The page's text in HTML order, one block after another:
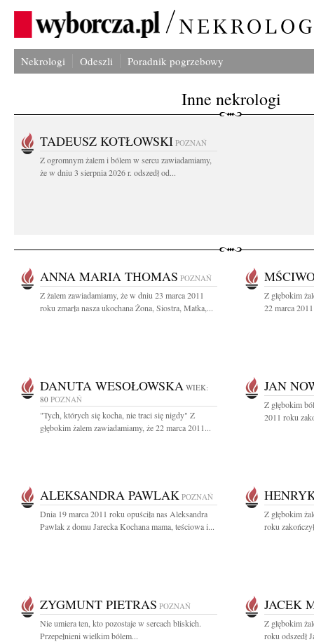
Nekrologi Odeszli Poradnik pogrzebowy
Inne nekrologi
TADEUSZ KOTŁOWSKI POZNAŃ
Z ogromnym żalem i bólem w sercu zawiadamiamy,
że w dniu 3 sierpnia 2026 r. odszedł od...
ANNA MARIA THOMAS POZNAŃ
Z żalem zawiadamiamy, że w dniu 23 marca 2011
roku zmarła nasza ukochana Żona, Siostra, Matka,...
Z głębokim
22 marca
DANUTA WESOŁOWSKA WIEK:
80 POZNAŃ
"Tych, których się kocha, nie traci się nigdy" Z
głębokim żalem zawiadamiamy, że 22 marca 2011...
JAN
Z głębokim
2011 roku
ALEKSANDRA PAWLAK POZNAŃ
Dnia 19 marca 2011 roku opuściła nas Aleksandra
Pawlak z domu Jarecka Kochana mama, teściowa i...
Z głębokim
roku
ZYGMUNT PIETRAS POZNAŃ
Nie umiera ten, kto pozostaje w sercach bliskich.
Przepełnieni wielkim bólem...
JACEK
Z głębokim
roku odszedł